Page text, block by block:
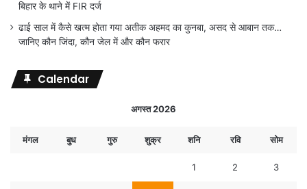
बिहार के थाने में FIR दर्ज
ढाई साल में कैसे खत्म होता गया अतीक अहमद का कुनबा, असद से आबान तक…
जानिए कौन जिंदा, कौन जेल में और कौन फरार
Calendar
अगस्त 2026
मंगल बुध गुरु शुक्र शनि रवि सोम
1 2 3